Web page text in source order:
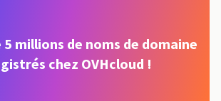
5 millions de noms de domaine
chez OVHcloud !